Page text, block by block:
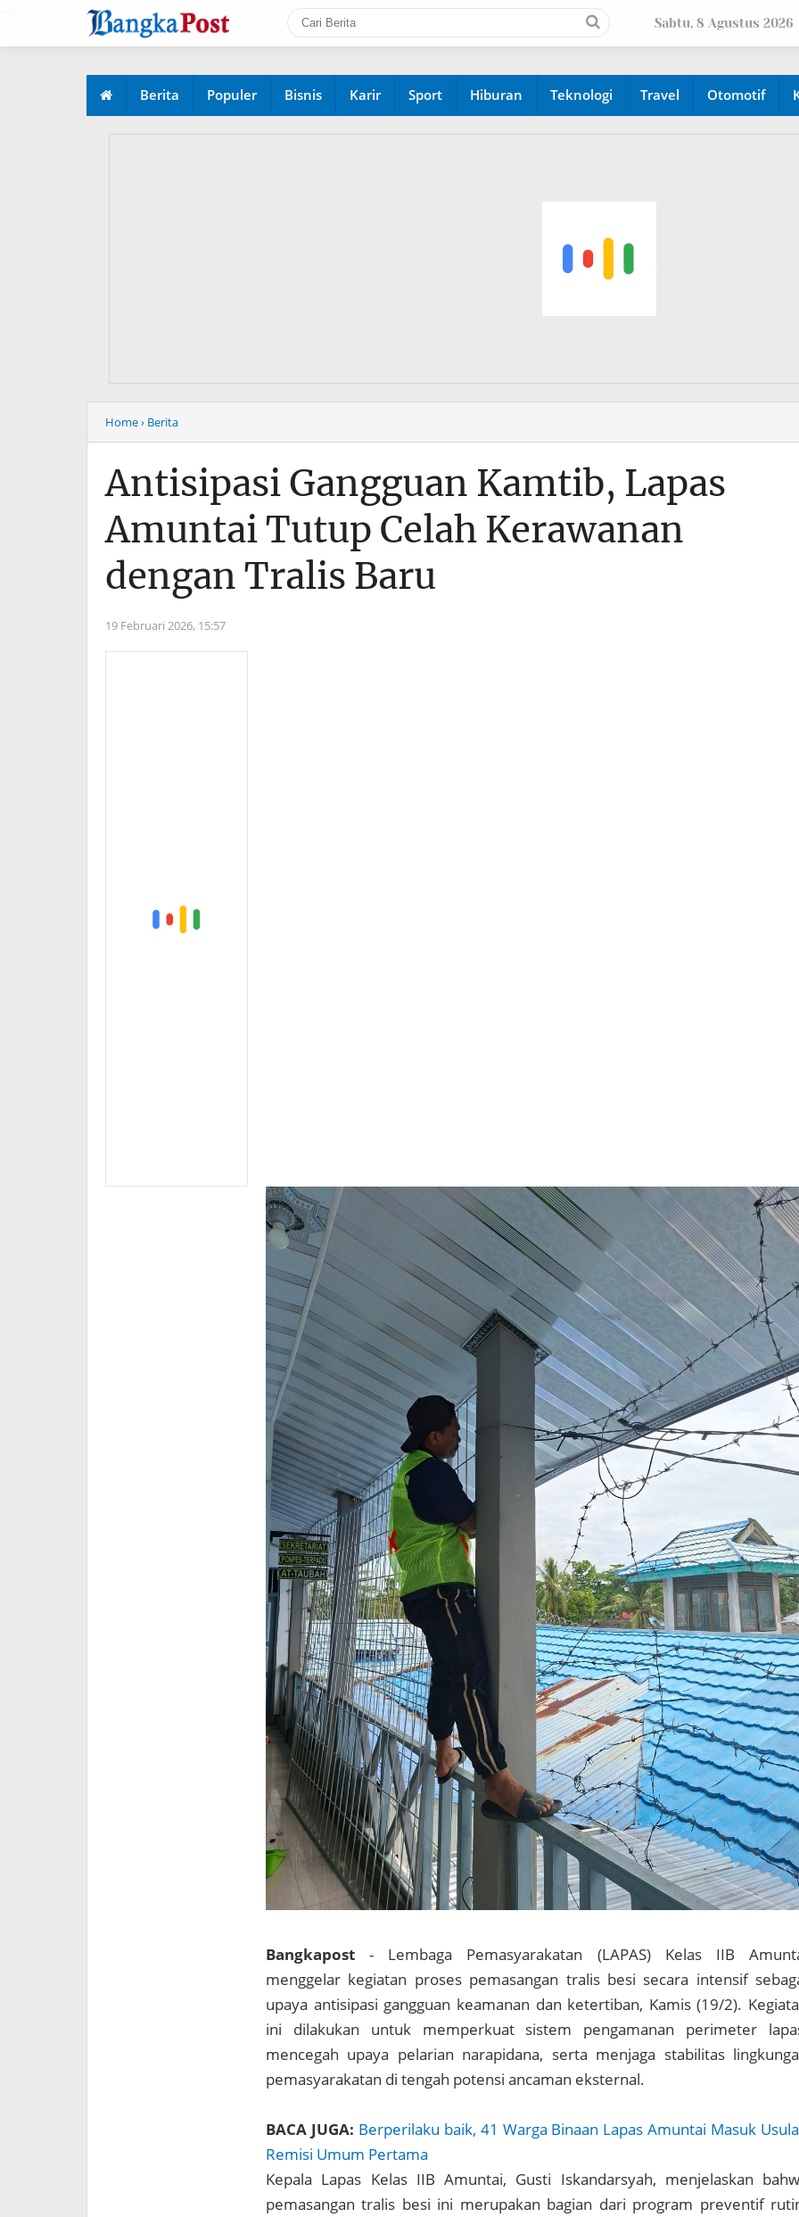
Sabtu, 8 Agustus 2026
Berita Populer Bisnis Karir Sport Hiburan Teknologi Travel Otomotif
Home› Berita
Antisipasi Gangguan Kamtib, Lapas
Amuntai Tutup Celah Kerawanan
dengan Tralis Baru
19 Februari 2026, 15:57
Bangkapost- Lembaga Pemasyarakatan (LAPAS) Kelas IIB
menggelar kegiatan proses pemasangan tralis besi secara intensif
upaya antisipasi gangguan keamanan dan ketertiban, Kamis (19/2).
ini dilakukan untuk memperkuat sistem pengamanan perimeter
mencegah upaya pelarian narapidana, serta menjaga stabilitas
pemasyarakatan di tengah potensi ancaman eksternal.
BACA JUGA: Berperilaku baik, 41 Warga Binaan Lapas Amuntai Masuk
Remisi Umum Pertama
Kepala Lapas Kelas IIB Amuntai, Gusti Iskandarsyah, menjelaskan
pemasangan tralis besi ini merupakan bagian dari program preventif